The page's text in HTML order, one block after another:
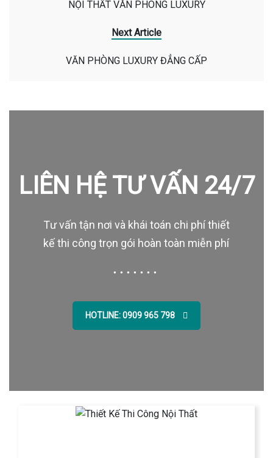
NỘI THẤT VĂN PHÒNG LUXURY
Next Article
VĂN PHÒNG LUXURY ĐẲNG CẤP
LIÊN HỆ TƯ VẤN 24/7
Tư vấn tận nơi và khái toán chi phí thiết
kế thi công trọn gói hoàn toàn miễn phí
HOTLINE: 0909 965 798